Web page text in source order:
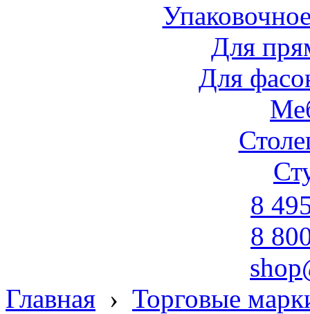
Для
Для
8
8
Главная › Торговые